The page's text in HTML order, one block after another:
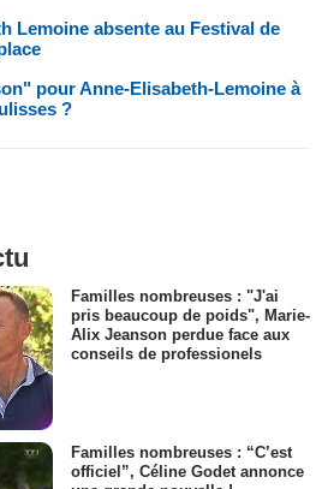
Lemoine absente au Festival de
pour Anne-Elisabeth-Lemoine à
?
Familles nombreuses : "J'ai
pris beaucoup de poids", Marie-
Alix Jeanson perdue face aux
conseils de professionels
Familles nombreuses : “C’est
officiel”, Céline Godet annonce